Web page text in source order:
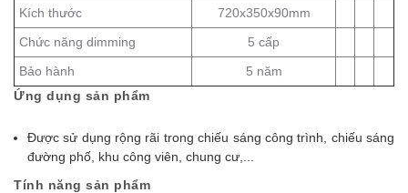
Kích thước
720x350x90mm
Chức năng dimming
5 cấp
Bảo hành
5 năm
Ứng dụng sản phẩm
Được sử dụng rộng rãi trong chiếu sáng công trình, chiếu sáng
đường phố, khu công viên, chung cư,...
Tính năng sản phẩm